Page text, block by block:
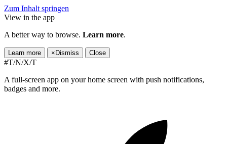
Zum Inhalt springen
View in the app
A better way to browse. Learn more.
Learn more × Dismiss Close
#T/N/X/T
A full-screen app on your home screen with push notifications,
badges and more.